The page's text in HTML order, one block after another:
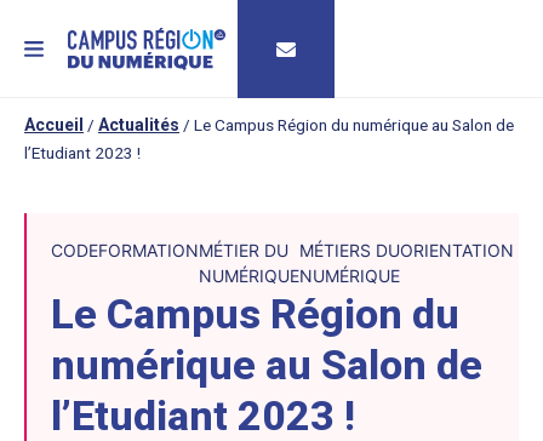
MENU
Accueil / Actualités / Le Campus Région du numérique au Salon de
l’Etudiant 2023 !
CODEFORMATIONMÉTIER DU
NUMÉRIQUE
MÉTIERS DU
NUMÉRIQUE
ORIENTATION
Le Campus Région du
numérique au Salon de
l’Etudiant 2023 !